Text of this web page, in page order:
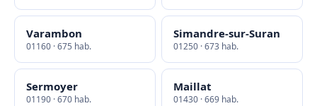
Varambon
01160 · 675 hab.
Simandre-sur-Suran
01250 · 673 hab.
Sermoyer
01190 · 670 hab.
Maillat
01430 · 669 hab.